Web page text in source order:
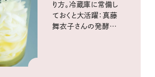
り方。冷蔵庫に常備し
ておくと大活躍：真藤
舞衣子さんの発酵と